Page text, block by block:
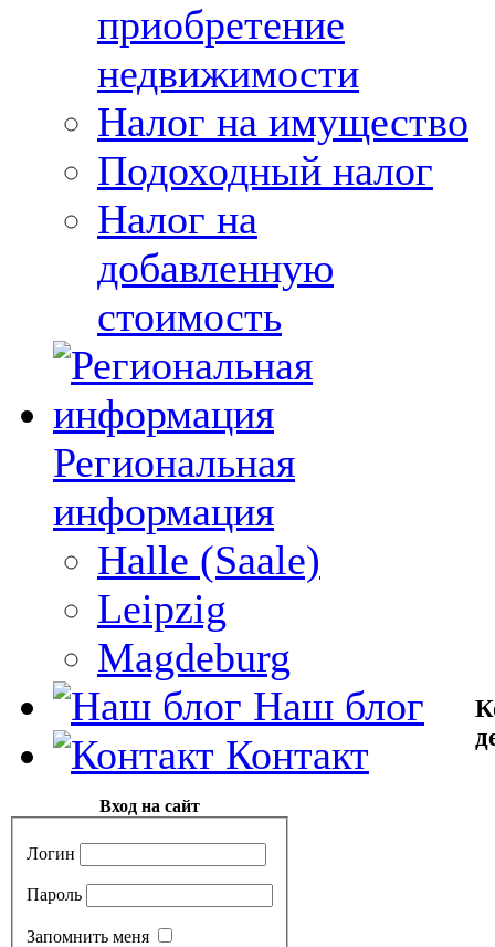
приобретение
недвижимости
Налог на имущество
Подоходный налог
Налог на
добавленную
стоимость
Региональная
информация
Halle (Saale)
Leipzig
Magdeburg
Наш блог
Контакт
Вход на сайт
Логин
Пароль
Запомнить меня